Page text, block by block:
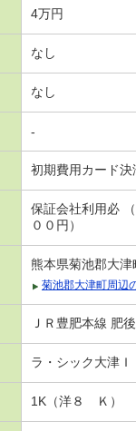
4万円
なし
なし
-
初期費用カード決
保証会社利用必
００円）
熊本県菊池郡大津
菊池郡大津町周辺
ＪＲ豊肥本線 肥
ラ・シック大津Ｉ
1K（洋８ Ｋ）